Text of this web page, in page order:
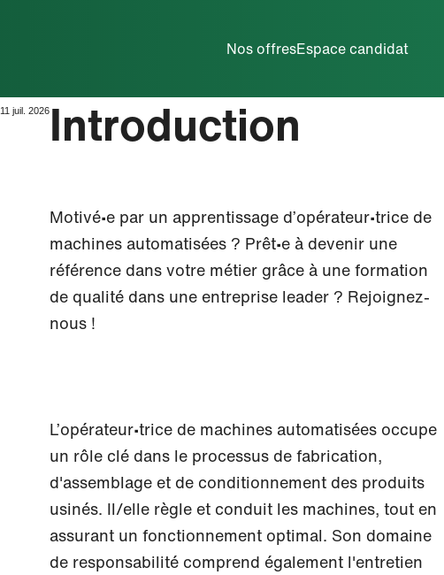
Nos offresEspace candidat
11 juil. 2026 Introduction
Motivé∙e par un apprentissage d’opérateur∙trice de
machines automatisées ? Prêt∙e à devenir une
référence dans votre métier grâce à une formation
de qualité dans une entreprise leader ? Rejoignez-
nous !
L’opérateur∙trice de machines automatisées occupe
un rôle clé dans le processus de fabrication,
d'assemblage et de conditionnement des produits
usinés. Il/elle règle et conduit les machines, tout en
assurant un fonctionnement optimal. Son domaine
de responsabilité comprend également l'entretien